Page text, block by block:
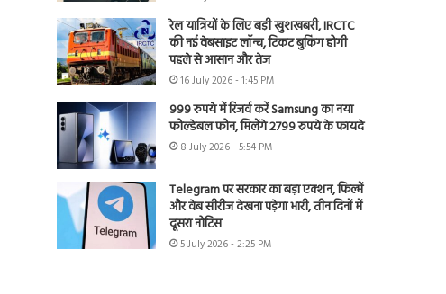
रेल यात्रियों के लिए बड़ी खुशखबरी, IRCTC
की नई वेबसाइट लॉन्च, टिकट बुकिंग होगी
पहले से आसान और तेज
16 July 2026 - 1:45 PM
999 रुपये में रिजर्व करें Samsung का नया
फोल्डेबल फोन, मिलेंगे 2799 रुपये के फायदे
8 July 2026 - 5:54 PM
Telegram पर सरकार का बड़ा एक्शन, फिल्में
और वेब सीरीज देखना पड़ेगा भारी, तीन दिनों में
दूसरा नोटिस
5 July 2026 - 2:25 PM